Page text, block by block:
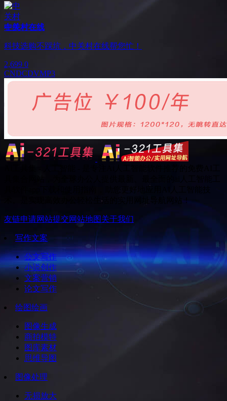
中关村在线
科技选购不踩坑，中关村在线帮您忙！
2,699 0
CNDCDVMP3
术。是实现高效办公轻松生活的实用网址导航网站！
友链申请网站提交网站地图 关于我们
写作文案
公文写作
小说创作
文案营销
论文写作
绘图绘画
图像生成
商拍模特
图库素材
思维导图
图像处理
无损放大